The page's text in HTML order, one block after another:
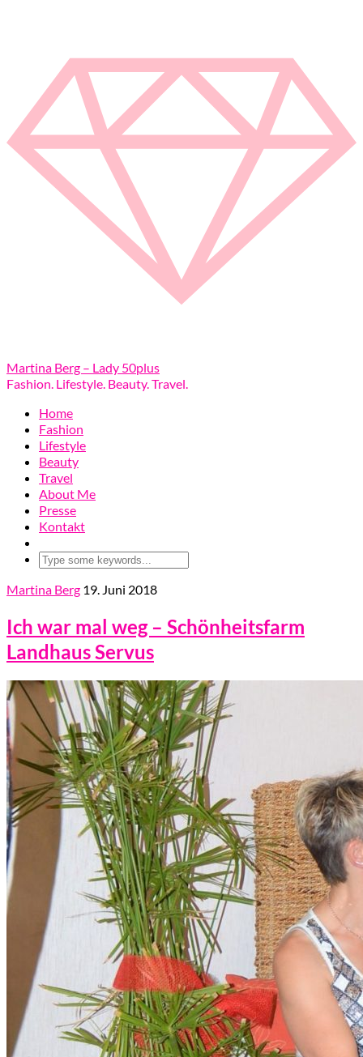
Martina Berg – Lady 50plus
Fashion. Lifestyle. Beauty. Travel.
Home
Fashion
Lifestyle
Beauty
Travel
About Me
Presse
Kontakt
Martina Berg 19. Juni 2018
Ich war mal weg – Schönheitsfarm
Landhaus Servus